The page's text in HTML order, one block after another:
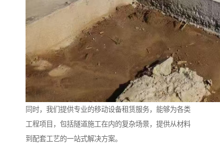
同时，我们提供专业的移动设备租赁服务，能够为各类
工程项目，包括隧道施工在内的复杂场景，提供从材料
到配套工艺的一站式解决方案。